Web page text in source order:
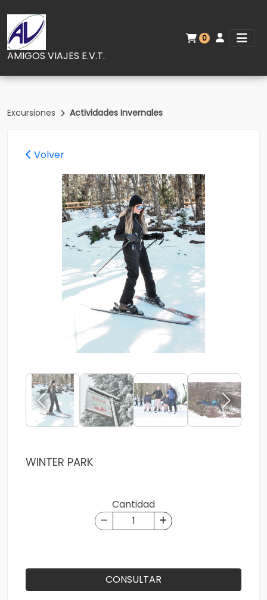
AMIGOS VIAJES E.V.T.
0
Excursiones Actividades Invernales
Volver
WINTER PARK
Cantidad
CONSULTAR